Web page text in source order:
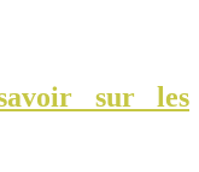
sur les